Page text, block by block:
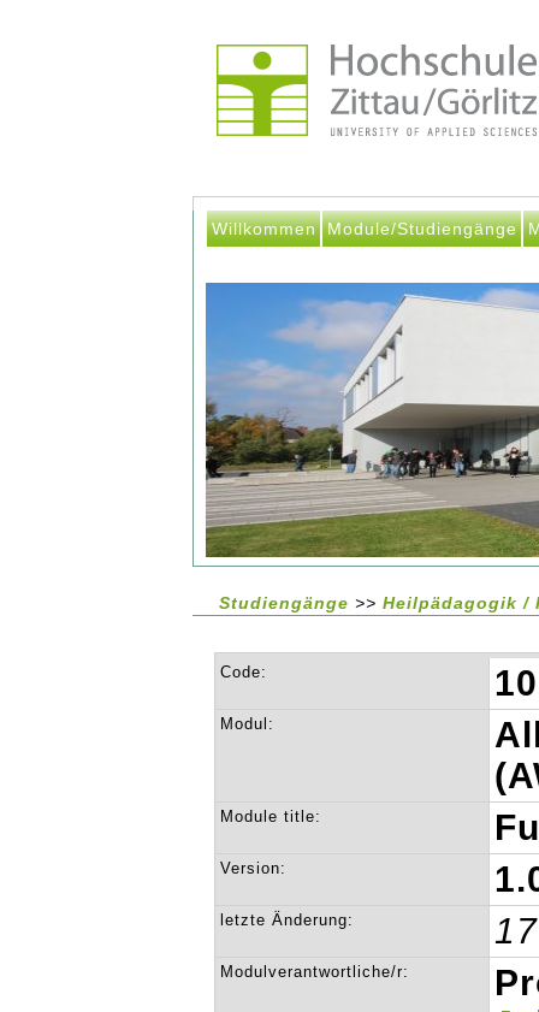
Willkommen Module/Studiengänge
Studiengänge >>Heilpädagogik /
Code:
Modul:
Module title:
Version:
letzte Änderung:
Modulverantwortliche/r: